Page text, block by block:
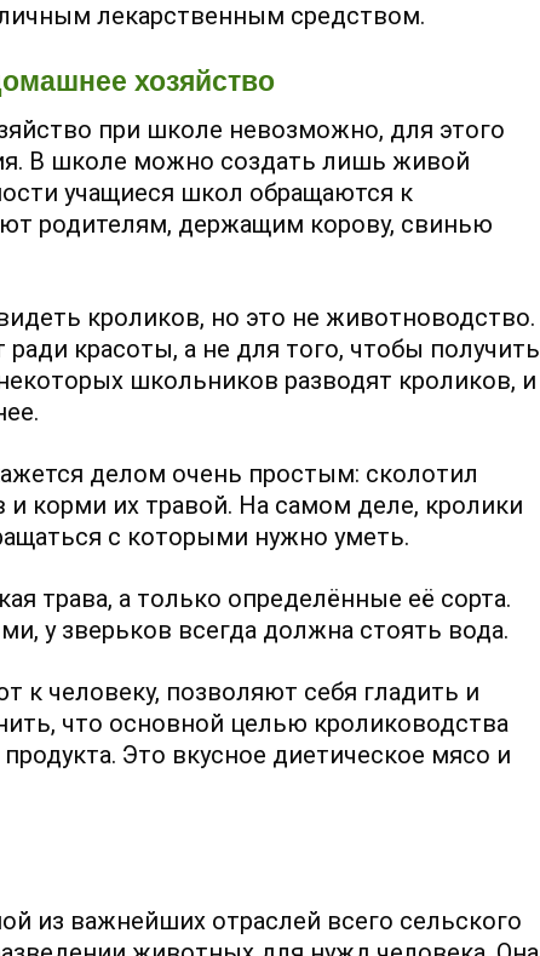
лекарственным средством.
хозяйство
при школе невозможно, для этого
В школе можно создать лишь живой
учащиеся школ обращаются к
родителям, держащим корову, свинью
кроликов, но это не животноводство.
красоты, а не для того, чтобы получить
школьников разводят кроликов, и
делом очень простым: сколотил
и корми их травой. На самом деле, кролики
с которыми нужно уметь.
трава, а только определённые её сорта.
у зверьков всегда должна стоять вода.
к человеку, позволяют себя гладить и
что основной целью кролиководства
Это вкусное диетическое мясо и
из важнейших отраслей всего сельского